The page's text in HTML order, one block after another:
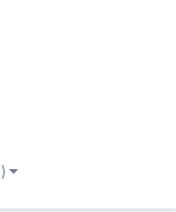
dal latino